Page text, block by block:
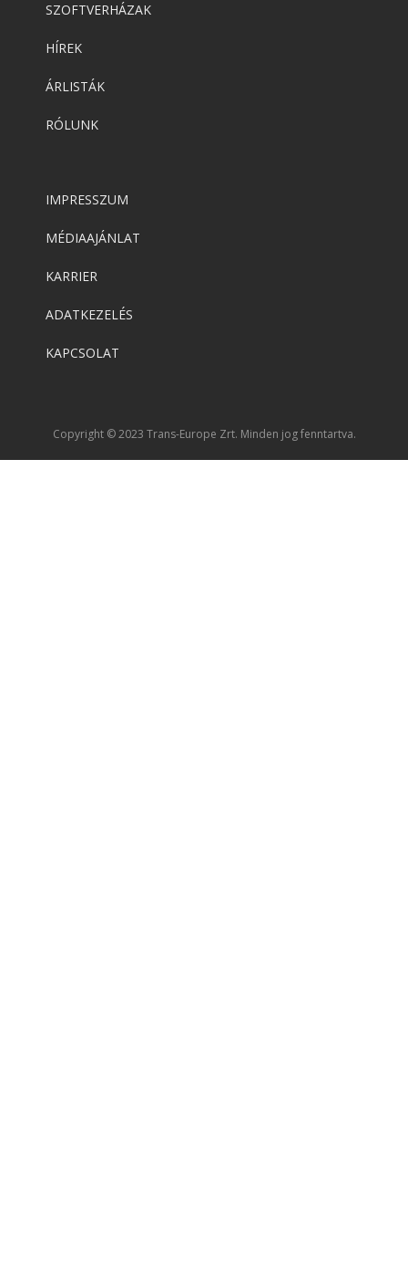
SZOFTVERHÁZAK
HÍREK
ÁRLISTÁK
RÓLUNK
IMPRESSZUM
MÉDIAAJÁNLAT
KARRIER
ADATKEZELÉS
KAPCSOLAT
Copyright © 2023 Trans-Europe Zrt. Minden jog fenntartva.